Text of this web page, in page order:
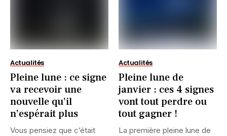
Actualités
Pleine lune : ce signe
va recevoir une
nouvelle qu’il
n’espérait plus
Vous pensiez que c’était
Actualités
Pleine lune de
janvier : ces 4 signes
vont tout perdre ou
tout gagner !
La première pleine lune de